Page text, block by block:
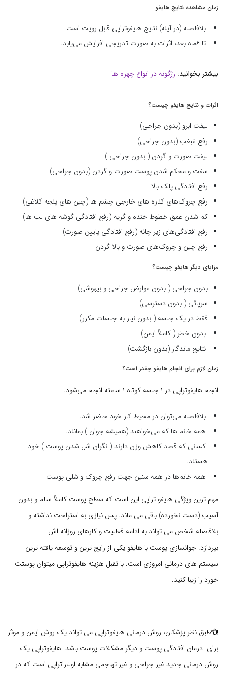
زمان مشاهده نتایج هایفو
بلافاصله (در آینه) نتایج هایفوتراپی قابل رویت است.
تا ۶ماه بعد، اثرات به صورت تدریجی افزایش می‌یابد.
بیشتر بخوانید: رژگونه در انواع چهره ها
اثرات و نتایج هایفو چیست؟
لیفت ابرو (بدون جراحی)
رفع غبغب (بدون جراحی)
لیفت صورت و گردن ( بدون جراحی )
سفت و محکم شدن پوست صورت و گردن (بدون جراحی)
رفع افتادگی پلک بالا
رفع چروک‌های کناره های خارجی چشم ها (چین های پنجه کلاغی)
کم شدن عمق خطوط خنده و گریه (رفع افتادگی گوشه های لب ها)
رفع افتادگی‌های زیر چانه (رفع افتادگی پایین صورت)
رفع چین و چروک‌های صورت و بالا گردن
مزایای دیگر هایفو چیست؟
بدون جراحی ( بدون عوارض جراحی و بیهوشی)
سرپائی ( بدون دسترسی)
فقط در یک جلسه ( بدون نیاز به جلسات مکرر)
بدون خطر ( کاملاً ایمن)
نتایج ماندگار (بدون بازگشت)
زمان لازم برای انجام هایفو چقدر است؟
انجام هایفوتراپی در ۱ جلسه کوتاه ۱ ساعته انجام می‌شود.
بلافاصله می‌توان در محیط کار خود حاضر شد.
همه خانم ها که می‌خواهند (همیشه جوان ) بمانند.
کسانی که قصد کاهش وزن دارند ( نگران شل شدن پوست ) خود
هستند.
همه خانم‌ها در همه سنین جهت رفع چروک و شلی پوست
مهم ترین ویژگی هایفو تراپی این است که سطح پوست کاملاً سالم و بدون
آسیب (دست نخورده) باقی می ماند. پس نیازی به استراحت نداشته و
بلافاصله شخص می تواند به ادامه فعالیت و کارهای روزانه اش
بپردازد. جوانسازی پوست با هایفو یکی از رایج ترین و توسعه یافته ترین
سیستم های درمانی امروزی است. با تقبل هزینه هایفوتراپی میتوان پوستت
خورد را زیبا کنید.
طبق نظر پزشکان، روش درمانی هایفوتراپی می تواند یک روش ایمن و موثر
برای درمان افتادگی پوست و دیگر مشکلات پوست باشد. هایفوتراپی یک
روش درمانی جدید غیر جراحی و غیر تهاجمی مشابه اولتراتراپی است که در